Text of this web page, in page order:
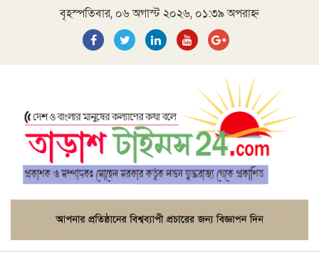
বৃহস্পতিবার, ০৬ অগাস্ট ২০২৬, ০১:৩৯ অপরাহ্ন